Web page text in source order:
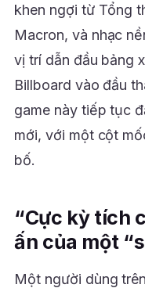
khen ngợi từ Tổng
Macron, và nhạc
vị trí dẫn đầu bảng
Billboard vào đầu
game này tiếp tục
mới, với một cột
bố.
“Cực kỳ tích
ấn của một
Một người dùng